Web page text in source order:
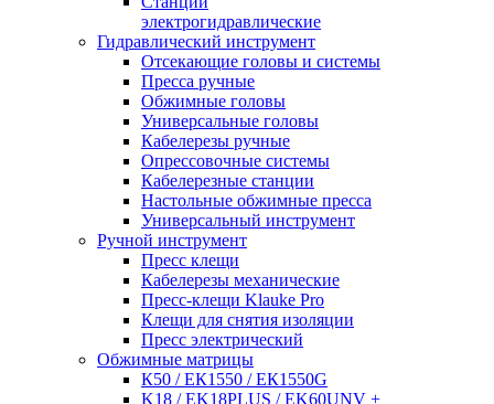
электрогидравлические
Гидравлический инструмент
Отсекающие головы и системы
Пресса ручные
Обжимные головы
Универсальные головы
Кабелерезы ручные
Опрессовочные системы
Кабелерезные станции
Настольные обжимные пресса
Универсальный инструмент
Ручной инструмент
Пресс клещи
Кабелерезы механические
Пресс-клещи Klauke Pro
Клещи для снятия изоляции
Пресс электрический
Обжимные матрицы
К50 / ЕК1550 / ЕК1550G
K18 / EK18PLUS / EK60UNV +